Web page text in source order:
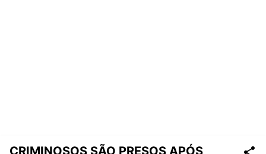
CRIMINOSOS SÃO PRESOS APÓS